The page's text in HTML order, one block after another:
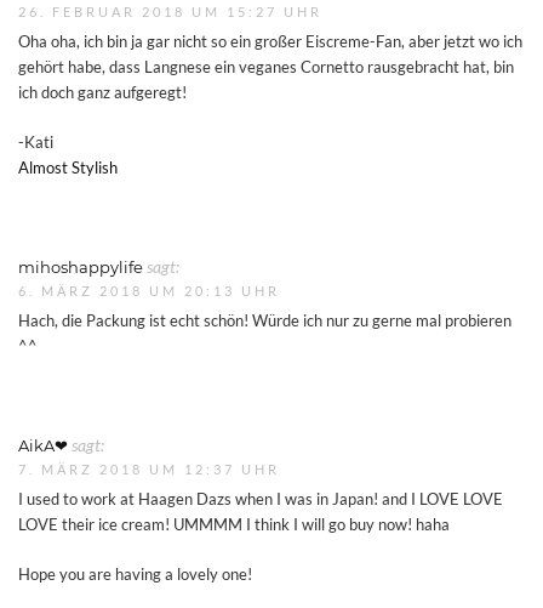
26. FEBRUAR 2018 UM 15:27 UHR
Oha oha, ich bin ja gar nicht so ein großer Eiscreme-Fan, aber jetzt wo ich
gehört habe, dass Langnese ein veganes Cornetto rausgebracht hat, bin
ich doch ganz aufgeregt!
-Kati
Almost Stylish
mihoshappylifesagt:
6. MÄRZ 2018 UM 20:13 UHR
Hach, die Packung ist echt schön! Würde ich nur zu gerne mal probieren
^^
AikA❤︎ sagt:
7. MÄRZ 2018 UM 12:37 UHR
I used to work at Haagen Dazs when I was in Japan! and I LOVE LOVE
LOVE their ice cream! UMMMM I think I will go buy now! haha
Hope you are having a lovely one!